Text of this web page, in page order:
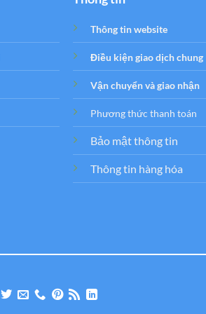
Thông tin website
Điều kiện giao dịch chung
Vận chuyển và giao nhận
Phương thức thanh toán
Bảo mật thông tin
Thông tin hàng hóa